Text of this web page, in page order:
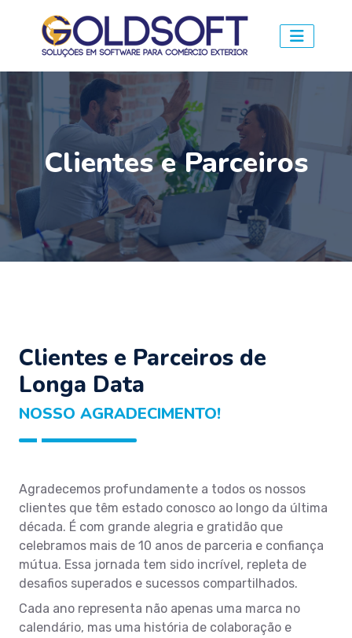
Clientes e Parceiros
Clientes e Parceiros de
Longa Data
NOSSO AGRADECIMENTO!
Agradecemos profundamente a todos os nossos
clientes que têm estado conosco ao longo da última
década. É com grande alegria e gratidão que
celebramos mais de 10 anos de parceria e confiança
mútua. Essa jornada tem sido incrível, repleta de
desafios superados e sucessos compartilhados.
Cada ano representa não apenas uma marca no
calendário, mas uma história de colaboração e